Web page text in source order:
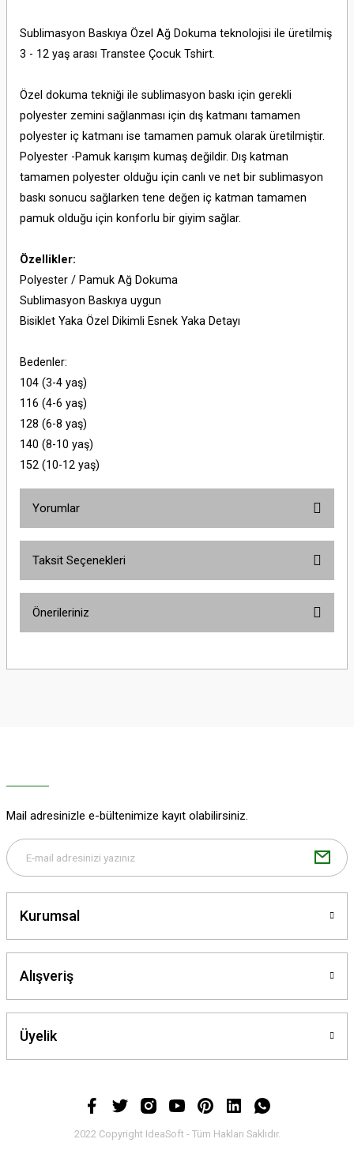
Sublimasyon Baskıya Özel Ağ Dokuma teknolojisi ile üretilmiş
3 - 12 yaş arası Transtee Çocuk Tshirt.
Özel dokuma tekniği ile sublimasyon baskı için gerekli
polyester zemini sağlanması için dış katmanı tamamen
polyester iç katmanı ise tamamen pamuk olarak üretilmiştir.
Polyester -Pamuk karışım kumaş değildir. Dış katman
tamamen polyester olduğu için canlı ve net bir sublimasyon
baskı sonucu sağlarken tene değen iç katman tamamen
pamuk olduğu için konforlu bir giyim sağlar.
Özellikler:
Polyester / Pamuk Ağ Dokuma
Sublimasyon Baskıya uygun
Bisiklet Yaka Özel Dikimli Esnek Yaka Detayı
Bedenler:
104 (3-4 yaş)
116 (4-6 yaş)
128 (6-8 yaş)
140 (8-10 yaş)
152 (10-12 yaş)
Yorumlar
Taksit Seçenekleri
Önerileriniz
yetersiz gördüğünüz noktaları öneri formunu kullanarak tarafımıza
Bu ürüne benzer farklı alternatifler olmalı.
Mail adresinizle e-bültenimize kayıt olabilirsiniz.
Kurumsal
Alışveriş
Üyelik
2022 Copyright IdeaSoft - Tüm Hakları Saklıdır.